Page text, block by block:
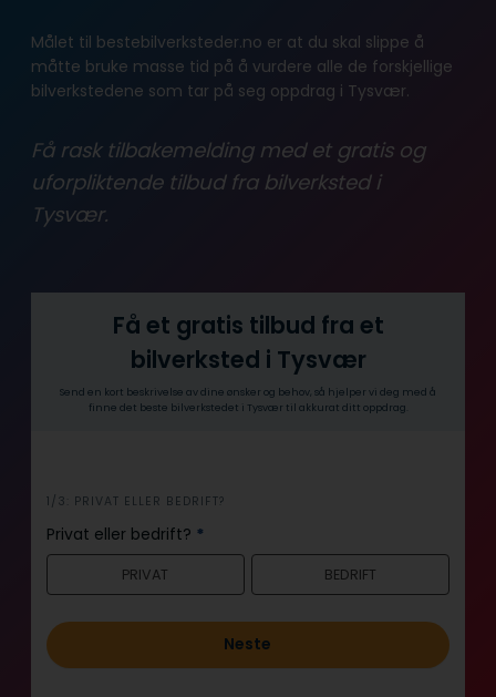
Målet til bestebilverksteder.no er at du skal slippe å
måtte bruke masse tid på å vurdere alle de forskjellige
bilverkstedene som tar på seg oppdrag i Tysvær.
Få rask tilbakemelding med et gratis og
uforpliktende tilbud fra bilverksted i
Tysvær.
Få et gratis tilbud fra et
bilverksted i Tysvær
Send en kort beskrivelse av dine ønsker og behov, så hjelper vi deg med å
finne det beste bilverkstedet i Tysvær til akkurat ditt oppdrag.
i
n
n
o
d
1/3: PRIVAT ELLER BEDRIFT?
Privat eller bedrift? *
PRIVAT BEDRIFT
Neste